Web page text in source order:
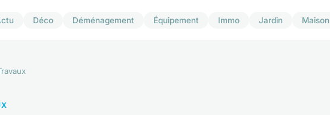
Déco Déménagement Équipement Immo Jardin Maison